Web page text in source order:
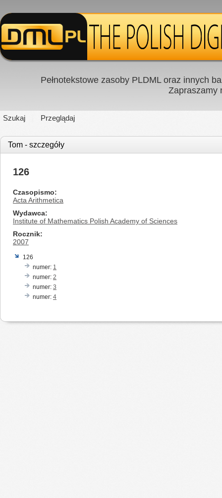
Pełnotekstowe zasoby PLDML oraz innych
Zapraszamy
Szukaj Przeglądaj
Tom - szczegóły
126
Czasopismo
Acta Arithmetica
Wydawca
Institute of Mathematics Polish Academy of Sciences
Rocznik
2007
126
numer: 1
numer: 2
numer: 3
numer: 4